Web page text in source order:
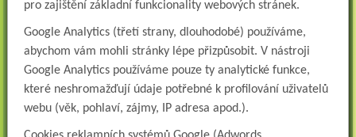
Přidejte se k nám Do našeho týmu přijmeme všeobecnou nebo praktickou sestru na
Všeobecná sestra na plicní oddělení
Albertinum, odborný léčebný ústav, přijme do pracovního poměru: VŠEOBECNÁ
Logoped/klinický logoped
Albertinum, OLÚ, Žamberk přijme
pro zajištění základní funkcionality webových stránek.
Google Analytics (třetí strany, dlouhodobé) používáme,
abychom vám mohli stránky lépe přizpůsobit. V nástroji
Google Analytics používáme pouze ty analytické funkce,
které neshromažďují údaje potřebné k profilování uživatelů
webu (věk, pohlaví, zájmy, IP adresa apod.).